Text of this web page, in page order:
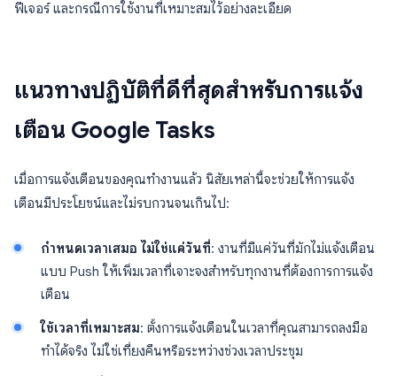
ฟีเจอร์ และกรณีการใช้งานที่เหมาะสมไว้อย่างละเอียด
แนวทางปฏิบัติที่ดีที่สุดสำหรับการแจ้ง
เตือน Google Tasks
เมื่อการแจ้งเตือนของคุณทำงานแล้ว นิสัยเหล่านี้จะช่วยให้การแจ้ง
เตือนมีประโยชน์และไม่รบกวนจนเกินไป:
กำหนดเวลาเสมอ ไม่ใช่แค่วันที่: งานที่มีแค่วันที่มักไม่แจ้งเตือน
แบบ Push ให้เพิ่มเวลาที่เจาะจงสำหรับทุกงานที่ต้องการการแจ้ง
เตือน
ใช้เวลาที่เหมาะสม: ตั้งการแจ้งเตือนในเวลาที่คุณสามารถลงมือ
ทำได้จริง ไม่ใช่เที่ยงคืนหรือระหว่างช่วงเวลาประชุม